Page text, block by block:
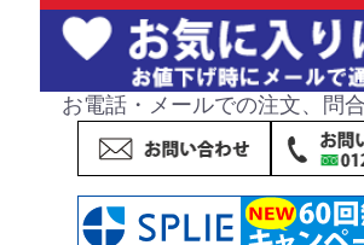
お電話・メールでの注文、問